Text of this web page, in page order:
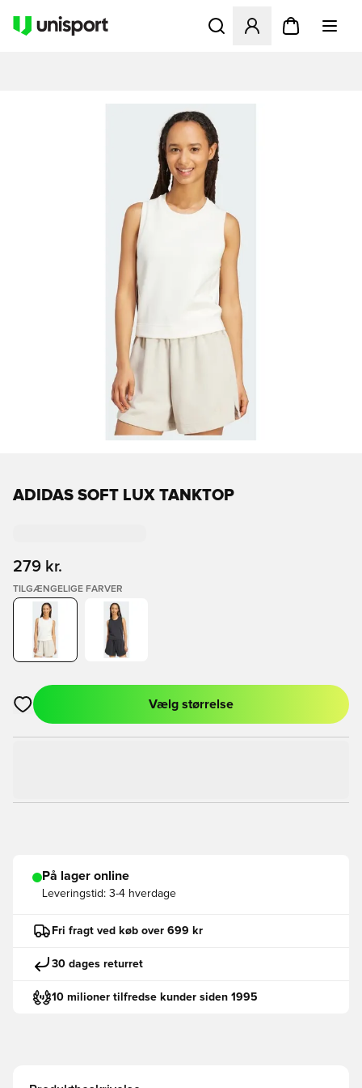
Åbner en Modal til at
ADIDAS SOFT LUX TANKTOP
279 kr.
TILGÆNGELIGE FARVER
Åbner en Modal til at logge ind eller tilmelde dig som medlem
Vælg størrelse
På lager online
Leveringstid: 3-4 hverdage
Fri fragt ved køb over 699 kr
30 dages returret
10 milioner tilfredse kunder siden 1995